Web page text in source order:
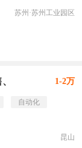
苏州·苏州工业园区
1-2万
自动化
昆山